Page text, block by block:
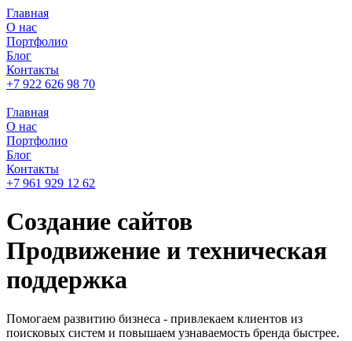
Главная
О нас
Портфолио
Блог
Контакты
+7 922 626 98 70
Главная
О нас
Портфолио
Блог
Контакты
+7 961 929 12 62
Создание сайтов
Продвижение и техническая
поддержка
Помогаем развитию бизнеса - привлекаем клиентов из
поисковых систем и повышаем узнаваемость бренда быстрее.